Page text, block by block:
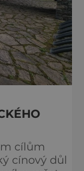
cílům
cínový důl